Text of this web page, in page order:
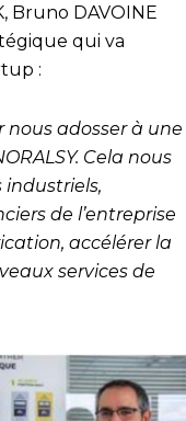
Bruno DAVOINE
qui va
:
nous adosser à une
Cela nous
industriels,
de l’entreprise
accélérer la
services de